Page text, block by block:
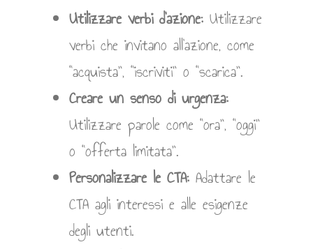
Utilizzare verbi d’azione: Utilizzare
verbi che invitano all’azione, come
“acquista”, “iscriviti” o “scarica”.
Creare un senso di urgenza:
Utilizzare parole come “ora”, “oggi”
o “offerta limitata”.
Personalizzare le CTA: Adattare le
CTA agli interessi e alle esigenze
degli utenti.